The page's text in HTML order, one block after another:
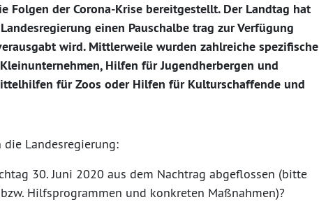
Folgen der Corona-Krise bereitgestellt. Der Landtag hat
einen Pauschalbe trag zur Verfügung
wird. Mittlerweile wurden zahlreiche spezifische
Hilfen für Jugendherbergen und
für Zoos oder Hilfen für Kulturschaffende und
Landesregierung:
30. Juni 2020 aus dem Nachtrag abgeflossen (bitte
Hilfsprogrammen und konkreten Maßnahmen)?